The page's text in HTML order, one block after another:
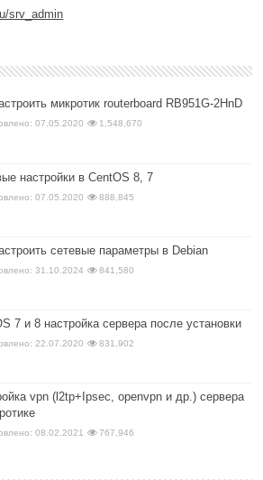
srv_admin
микротик routerboard RB951G-2HnD
07.05.2020 1,548,670
настройки в CentOS 8, 7
07.05.2020 888,845
сетевые параметры в Debian
31.10.2024 841,580
7 и 8 настройка сервера после установки
22.07.2020 831,902
vpn (l2tp+Ipsec, openvpn и др.) сервера
08.02.2021 767,946